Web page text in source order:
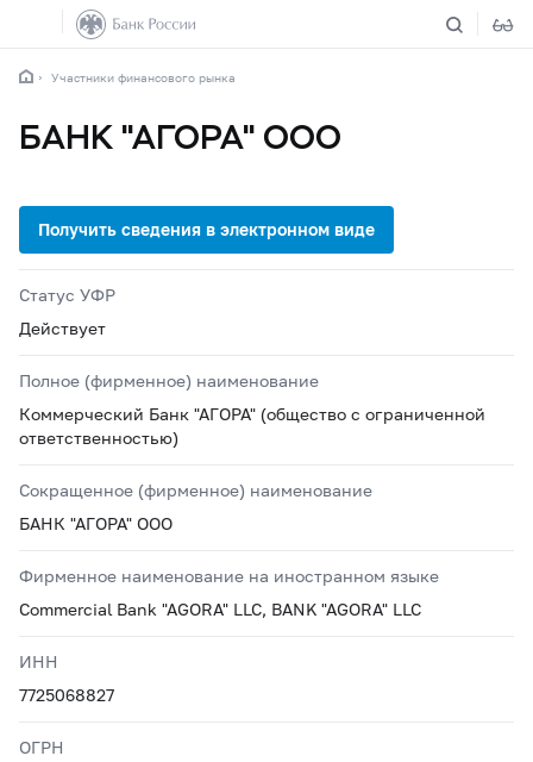
Участники финансового рынка
БАНК "АГОРА" ООО
Статус УФР
Действует
Полное (фирменное) наименование
Коммерческий Банк "АГОРА" (общество с ограниченной
ответственностью)
Сокращенное (фирменное) наименование
БАНК "АГОРА" ООО
Фирменное наименование на иностранном языке
Commercial Bank "AGORA" LLC, BANK "AGORA" LLC
ИНН
7725068827
ОГРН